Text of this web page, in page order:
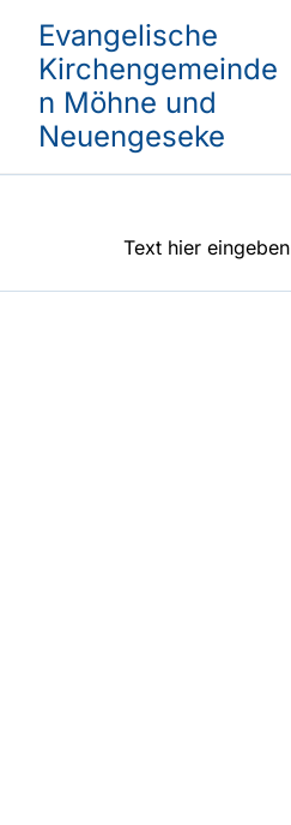
Evangelische
Kirchengemeinde
n Möhne und
Neuengeseke
Text hier eingeben